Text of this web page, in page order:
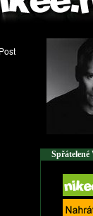
Spřátelené